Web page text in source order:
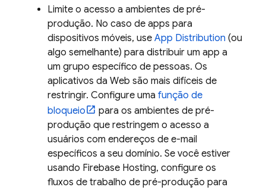
Limite o acesso a ambientes de pré-
produção. No caso de apps para
dispositivos móveis, use App Distribution (ou
algo semelhante) para distribuir um app a
um grupo específico de pessoas. Os
aplicativos da Web são mais difíceis de
restringir. Configure uma função de
bloqueio
para os ambientes de pré-
produção que restringem o acesso a
usuários com endereços de e-mail
específicos a seu domínio. Se você estiver
usando Firebase Hosting, configure os
fluxos de trabalho de pré-produção para